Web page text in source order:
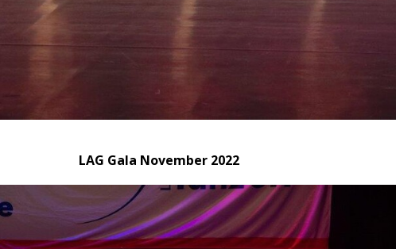
LAG Gala November 2022